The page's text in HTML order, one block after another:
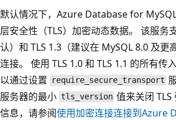
默认情况下，Azure Database for
层安全性（TLS）加密动态数据。 该服务
认）和 TLS 1.3（建议在 MySQL 8.0 及更
连接。 使用 TLS 1.0 和 TLS 1.1 的所有传
以通过设置
require_secure_transport
服务器的最小 tls_version 值来关闭
信息，请参阅使用加密连接连接到Azure